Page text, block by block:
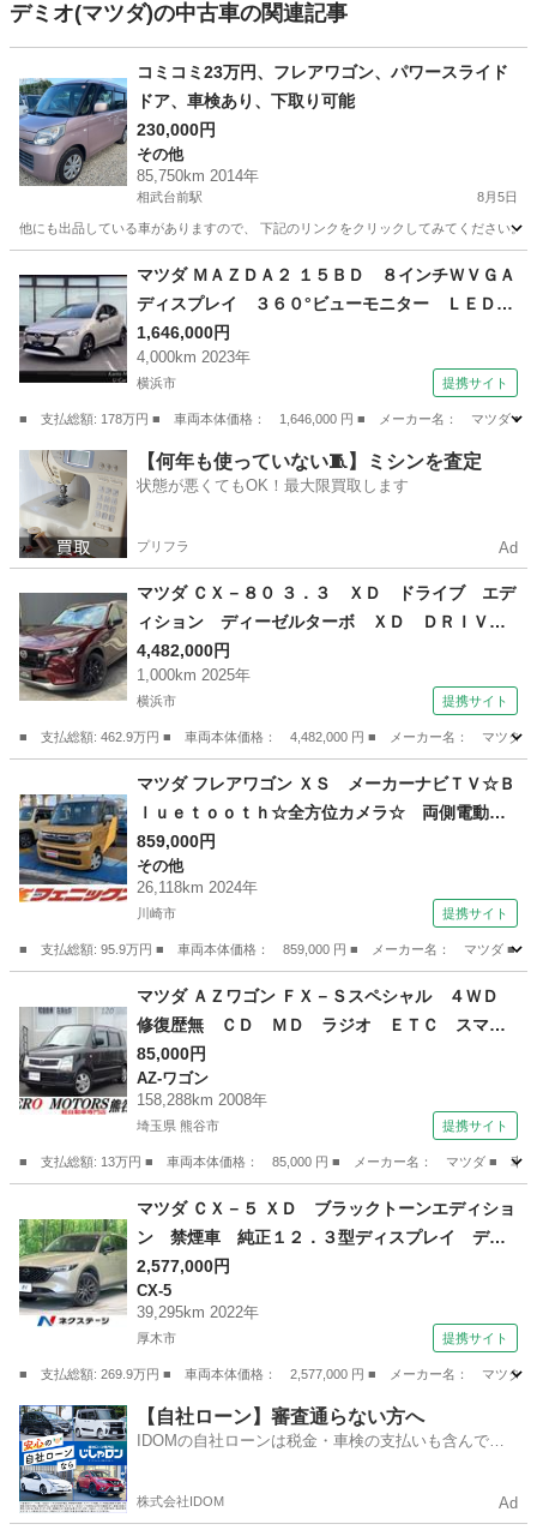
デミオ(マツダ)の中古車の関連記事
コミコミ23万円、フレアワゴン、パワースライド
ドア、車検あり、下取り可能
230,000円
その他
85,750km 2014年
相武台前駅 8月5日
他にも出品している車がありますので、 下記のリンクをクリックしてみてください。
相武台前駅 その他 フレア
マツダ ＭＡＺＤＡ２ １５ＢＤ ８インチＷＶＧＡ
ディスプレイ ３６０°ビューモニター ＬＥＤヘ
ッドライト 車線逸脱警報システム ＡＴ誤発進
抑制制御 アクセル踏み間違い防止装置 ＢＳ
Ｍ ＳＣＢＳ 全方位 レーンアシスト 前後ソ
ナー （車検整備付）
1,646,000円
4,000km 2023年
横浜市 提携サイト
■ 支払総額: 178万円 ■ 車両本体価格： 1,646,000 円 ■ メーカー名： マツダ ■
神奈川 横浜市 マツダ
【何年も使っていない🧵】ミシンを査定
状態が悪くてもOK！最大限買取します
プリフラ Ad
マツダ ＣＸ－８０ ３．３ ＸＤ ドライブ エデ
ィション ディーゼルターボ ＸＤ ＤＲＩＶ
Ｅ Ｅ （検10.12）
4,482,000円
1,000km 2025年
横浜市 提携サイト
■ 支払総額: 462.9万円 ■ 車両本体価格： 4,482,000 円 ■ メーカー名： マツ
マツダ
マツダ フレアワゴン ＸＳ メーカーナビＴＶ☆Ｂ
ｌｕｅｔｏｏｔｈ☆全方位カメラ☆ 両側電動ド
ア☆２トーンルーフ☆前席シートヒーター☆アイ
ドリングストップ☆ＬＥＤオートライト☆セーフ
ティサポート☆ステアリモコン☆禁煙車☆ＥＴＣ
☆メーカーナビＴＶ☆Ｂｌｕｅｔｏｏｔｈ☆全方
位カメラ☆ （検9.7）
859,000円
その他
26,118km 2024年
川崎市 提携サイト
■ 支払総額: 95.9万円 ■ 車両本体価格： 859,000 円 ■ メーカー名： マツダ ■
その他
マツダ ＡＺワゴン ＦＸ－Ｓスペシャル ４ＷＤ
修復歴無 ＣＤ ＭＤ ラジオ ＥＴＣ スマー
トキー シートヒーター フルフラット ドアバ
イザー アルミホイール ベンチシート ライト
レベライザー （検9.2）
85,000円
AZ-ワゴン
158,288km 2008年
埼玉県 熊谷市 提携サイト
■ 支払総額: 13万円 ■ 車両本体価格： 85,000 円 ■ メーカー名： マツダ ■
AZ-ワゴン
マツダ ＣＸ－５ ＸＤ ブラックトーンエディショ
ン 禁煙車 純正１２．３型ディスプレイ ディ
ーゼル 全周囲カメラ 衝突軽減 レーダークル
ーズ ブラインドスポットモニター 電動リアゲ
ート パワーシート コーナーセンサー ＬＥＤ
2,577,000円
CX-5
39,295km 2022年
厚木市 提携サイト
■ 支払総額: 269.9万円 ■ 車両本体価格： 2,577,000 円 ■ メーカー名： マツダ
神奈川 厚木市 CX-5
【自社ローン】審査通らない方へ
IDOMの自社ローンは税金・車検の支払いも含んでい
株式会社IDOM Ad